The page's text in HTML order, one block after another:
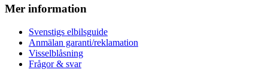
Mer information
Svenstigs elbilsguide
Anmälan garanti/reklamation
Visselblåsning
Frågor & svar